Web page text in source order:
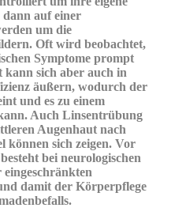
dann auf einer
um die
Oft wird beobachtet,
Symptome prompt
sich aber auch in
äußern, wodurch der
und es zu einem
Auch Linsentrübung
Augenhaut nach
können sich zeigen. Vor
bei neurologischen
damit der Körperpflege